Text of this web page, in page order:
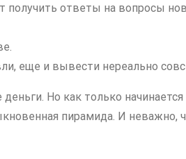
получить ответы на вопросы
еще и вывести нереально
Но как только
пирамида. И неважно,